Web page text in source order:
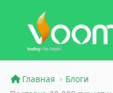
Сертификаты
Кейс
Главная › Блоги